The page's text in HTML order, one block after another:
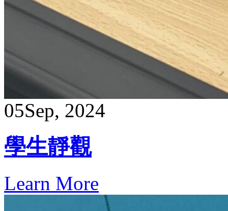
05Sep, 2024
學生靜觀
Learn More